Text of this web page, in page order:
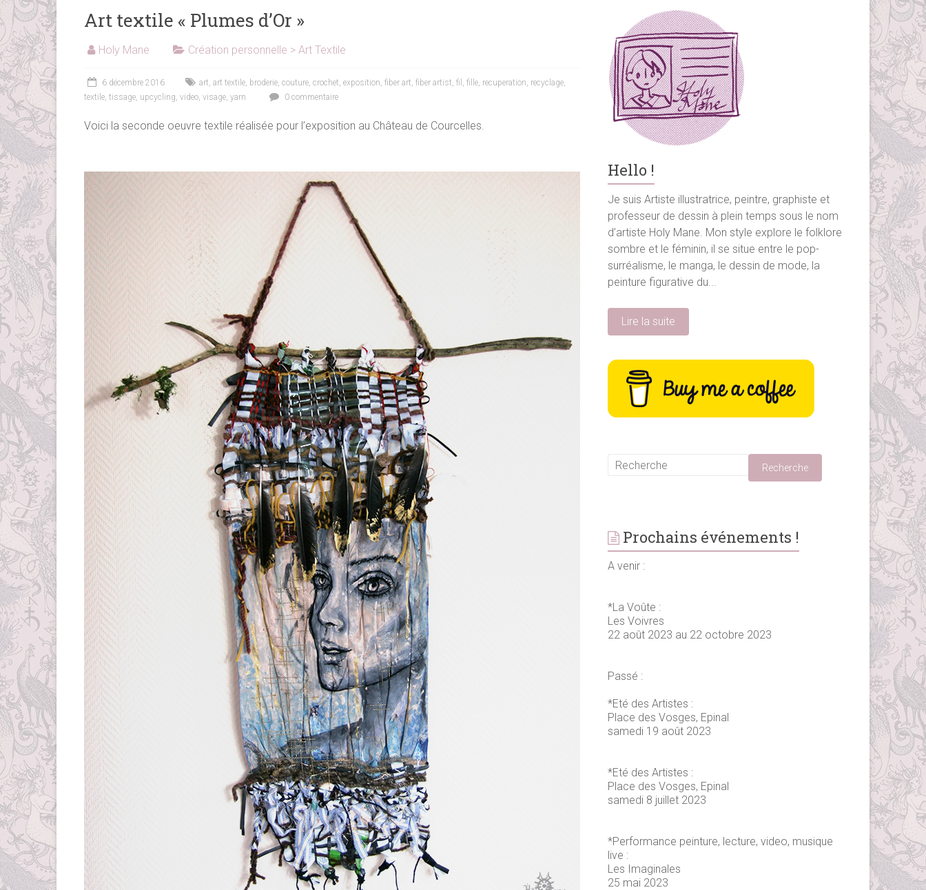
Art textile « Plumes d’Or »
Holy Mane Création personnelle > Art Textile
6 décembre 2016 art, art textile, broderie, couture, crochet, exposition, fiber art, fiber artist, fil , fille, recuperation, recyclage,
textile, tissage, upcycling, video, visage, yarn 0 commentaire
Voici la seconde oeuvre textile réalisée pour l’exposition au Château de Courcelles.
Hello !
Je suis Artiste illustratrice, peintre, graphiste et
professeur de dessin à plein temps sous le nom
d’artiste Holy Mane. Mon style explore le folklore
sombre et le féminin, il se situe entre le pop-
surréalisme, le manga, le dessin de mode, la
peinture figurative du...
Lire la suite
Prochains événements !
A venir :
*La Voûte :
Les Voivres
22 août 2023 au 22 octobre 2023
Passé :
*Eté des Artistes :
Place des Vosges, Epinal
samedi 19 août 2023
*Eté des Artistes :
Place des Vosges, Epinal
samedi 8 juillet 2023
*Performance peinture, lecture, video, musique
live :
Les Imaginales
25 mai 2023